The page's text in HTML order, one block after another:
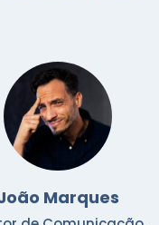
Marques